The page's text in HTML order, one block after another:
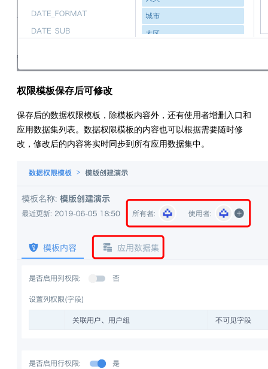
权限模板保存后可修改
保存后的数据权限模板，除模板内容外，还有使用者增删入口和
应用数据集列表。数据权限模板的内容也可以根据需要随时修
改，修改后的内容将实时同步到所有应用数据集中。